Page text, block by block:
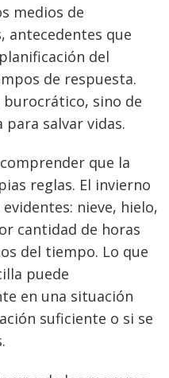
medios de
antecedentes que
del
de respuesta.
sino de
salvar vidas.
que la
reglas. El invierno
nieve, hielo,
cantidad de horas
del tiempo. Lo que
puede
en una situación
suficiente o si se